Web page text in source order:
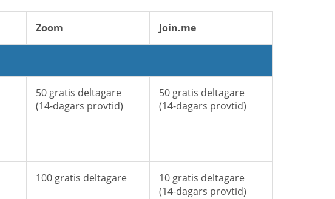
Zoom Join.me
50 gratis deltagare
(14-dagars provtid)
50 gratis deltagare
(14-dagars provtid)
100 gratis deltagare
10 gratis deltagare
(14-dagars provtid)